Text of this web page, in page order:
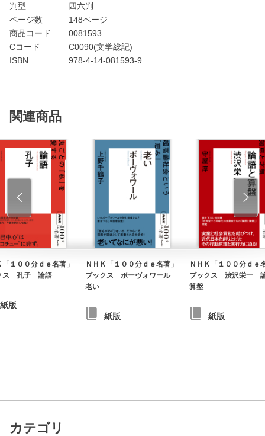
判型
四六判
ページ数
148ページ
商品コード
0081593
Cコード
C0090(文学総記)
ISBN
978-4-14-081593-9
関連商品
１００分ｄｅ名著」
ス 孔子 論語
紙版
ＮＨＫ「１００分ｄｅ名著」
ブックス ボーヴォワール
老い
紙版
ＮＨＫ「１００分ｄｅ
ブックス 渋沢栄一
算盤
紙版
カテゴリ